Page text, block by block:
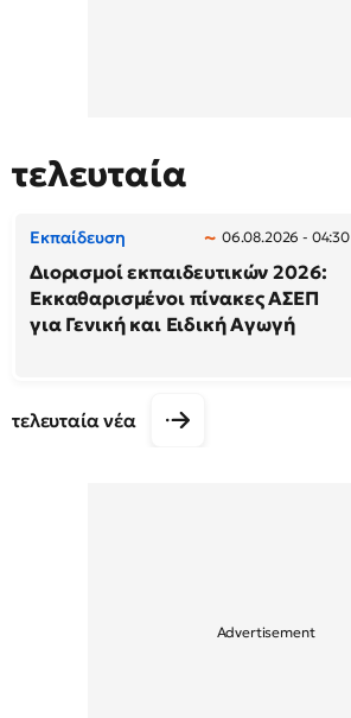
τελευταία
Εκπαίδευση 06.08.2026 - 04:30
Διορισμοί εκπαιδευτικών 2026:
Εκκαθαρισμένοι πίνακες ΑΣΕΠ
για Γενική και Ειδική Αγωγή
τελευταία νέα